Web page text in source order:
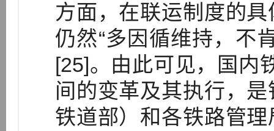
方面，在联运制度的
仍然“多因循维持，不
[25]。由此可见，国内
间的变革及其执行，
铁道部）和各铁路管